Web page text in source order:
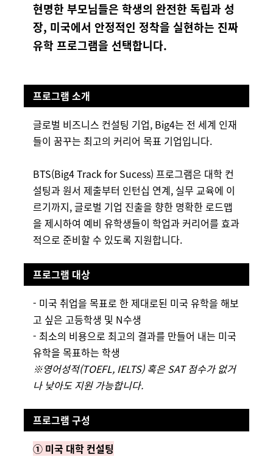
현명한 부모님들은 학생의 완전한 독립과 성
장, 미국에서 안정적인 정착을 실현하는 진짜
유학 프로그램을 선택합니다.
프로그램 소개
글로벌 비즈니스 컨설팅 기업, Big4는 전 세계 인재
들이 꿈꾸는 최고의 커리어 목표 기업입니다.
BTS(Big4 Track for Sucess) 프로그램은 대학 컨
설팅과 원서 제출부터 인턴십 연계, 실무 교육에 이
르기까지, 글로벌 기업 진출을 향한 명확한 로드맵
을 제시하여 예비 유학생들이 학업과 커리어를 효과
적으로 준비할 수 있도록 지원합니다.
프로그램 대상
- 미국 취업을 목표로 한 제대로된 미국 유학을 해보
고 싶은 고등학생 및 N수생
- 최소의 비용으로 최고의 결과를 만들어 내는 미국
유학을 목표하는 학생
※영어성적(TOEFL, IELTS) 혹은 SAT 점수가 없거
나 낮아도 지원 가능합니다.
프로그램 구성
① 미국 대학 컨설팅